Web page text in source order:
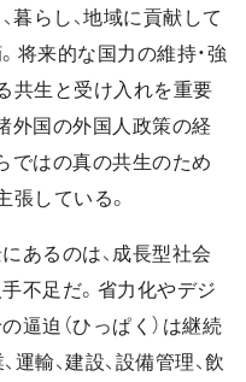
暮らし、地域に貢献して
将来的な国力の維持・強
共生と受け入れを重要
外国の外国人政策の経
ではの真の共生のため
張している。
あるのは、成長型社会
不足だ。省力化やデジ
逼迫（ひっぱく）は継続
運輸、建設、設備管理、飲